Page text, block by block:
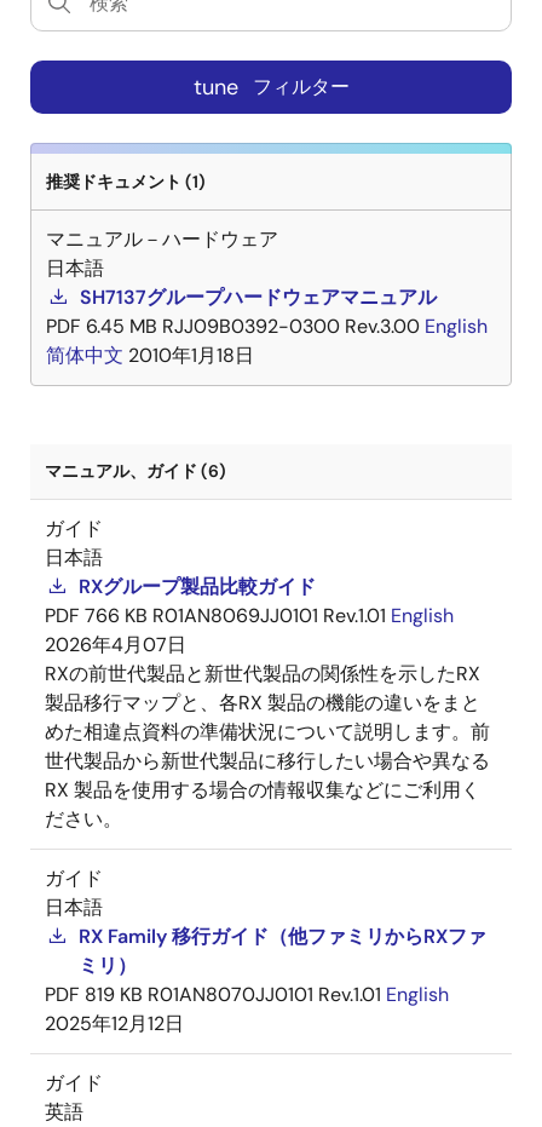
tune フィルター
推奨ドキュメント (1)
マニュアル－ハードウェア
日本語
SH7137グループハードウェアマニュアル
PDF 6.45 MB RJJ09B0392-0300 Rev.3.00 English
简体中文 2010年1月18日
マニュアル、ガイド (6)
ガイド
日本語
RXグループ製品比較ガイド
PDF 766 KB R01AN8069JJ0101 Rev.1.01 English
2026年4月07日
RXの前世代製品と新世代製品の関係性を示したRX
製品移行マップと、各RX 製品の機能の違いをまと
めた相違点資料の準備状況について説明します。前
世代製品から新世代製品に移行したい場合や異なる
RX 製品を使用する場合の情報収集などにご利用く
ださい。
ガイド
日本語
RX Family 移行ガイド（他ファミリからRXファ
ミリ）
PDF 819 KB R01AN8070JJ0101 Rev.1.01 English
2025年12月12日
ガイド
英語